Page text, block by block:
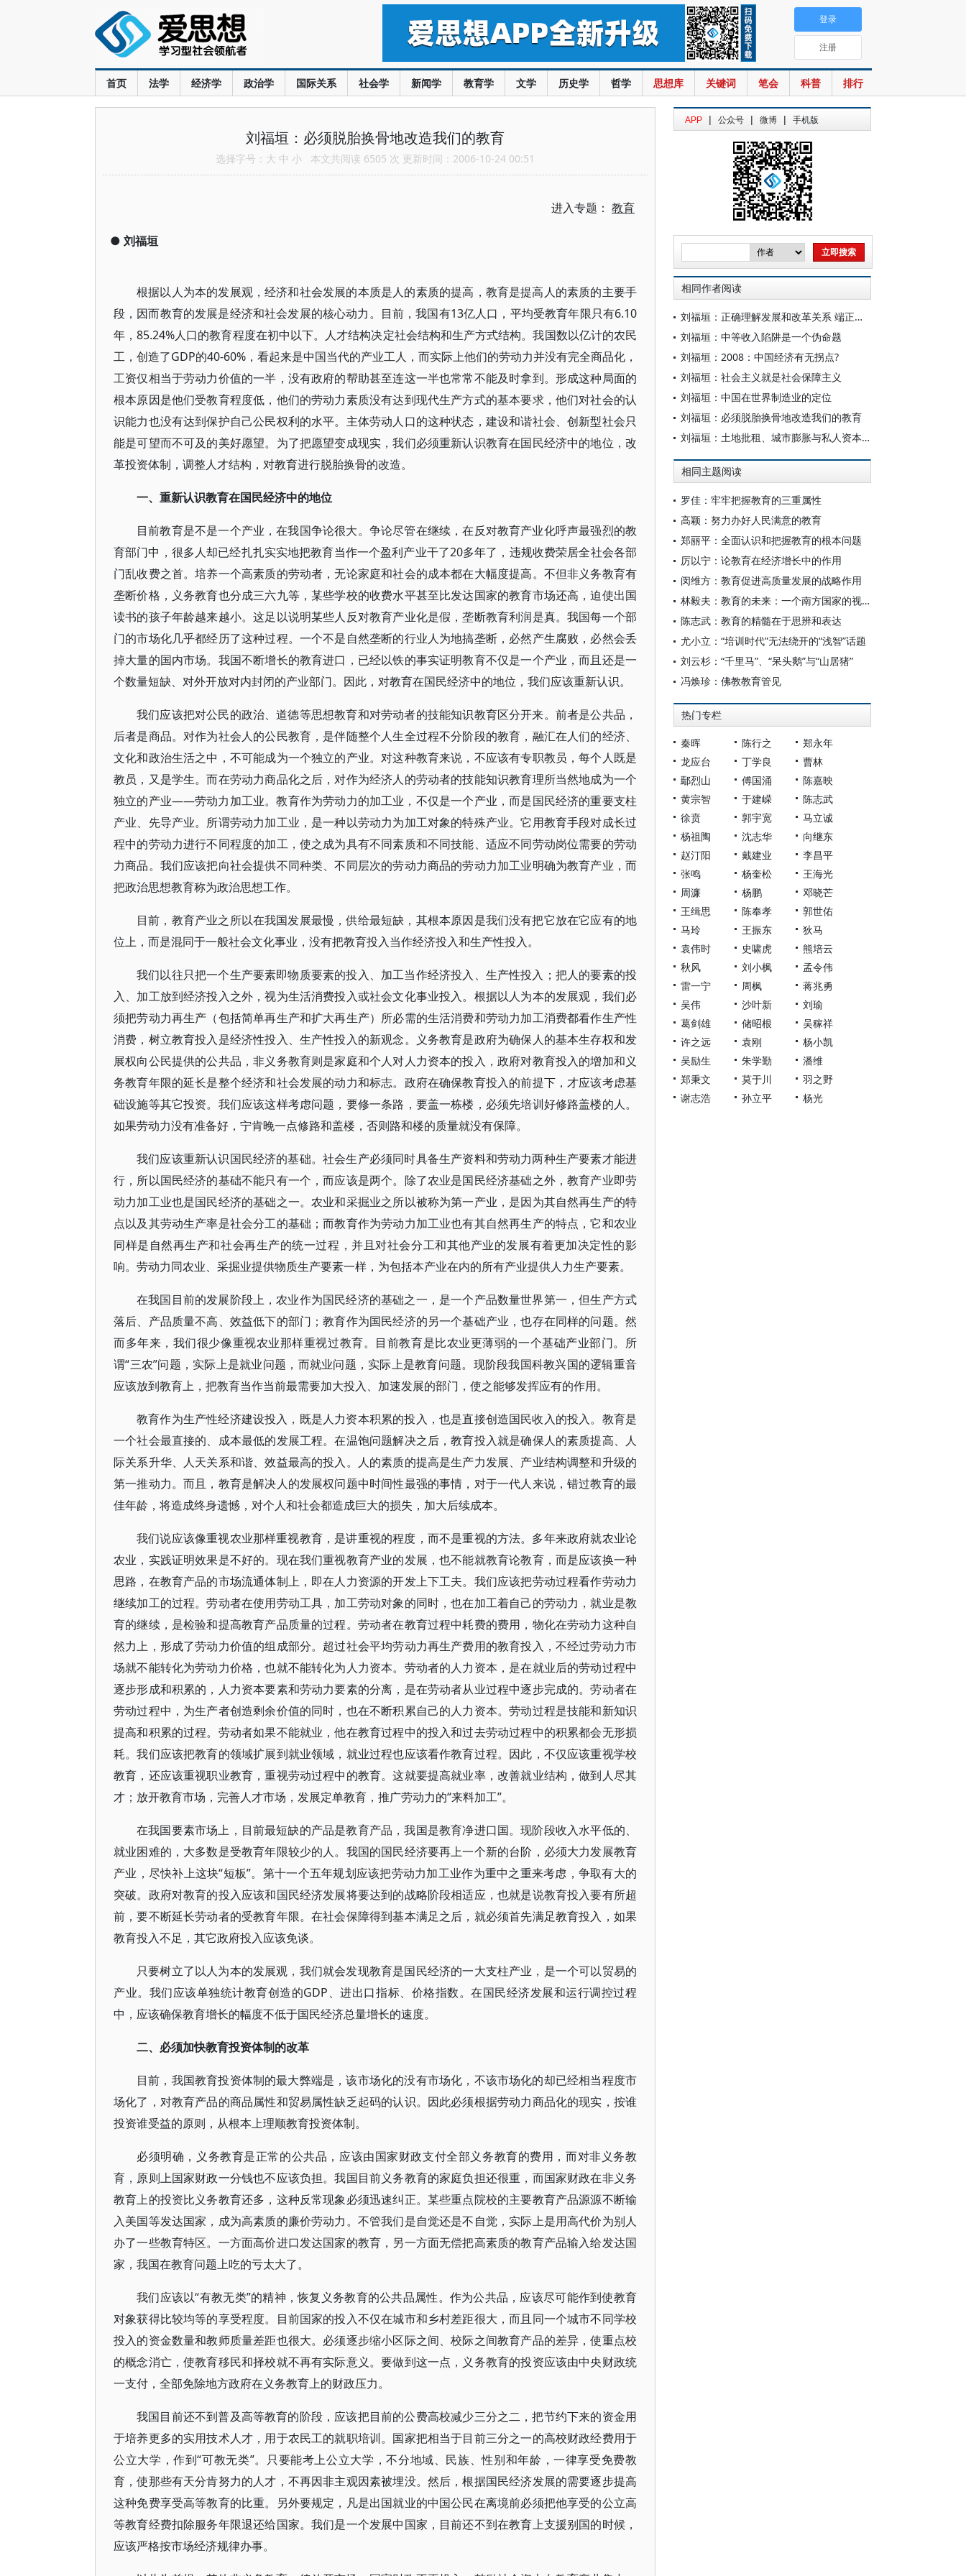
首页 法学 经济学 政治学 国际关系 社会学 新闻学 教育学 文学 历史学 哲学 思想库 关键词 笔会 科普 排行
登录
注册
刘福垣：必须脱胎换骨地改造我们的教育
选择字号： 大 中 小 本文共阅读 6505 次 更新时间：2006-10-24 00:51
进入专题： 教育
● 刘福垣
根据以人为本的发展观，经济和社会发展的本质是人的素质的提高，教育是提高人的素质的主要手
段，因而教育的发展是经济和社会发展的核心动力。目前，我国有13亿人口，平均受教育年限只有6.10
年，85.24%人口的教育程度在初中以下。人才结构决定社会结构和生产方式结构。我国数以亿计的农民
工，创造了GDP的40-60%，看起来是中国当代的产业工人，而实际上他们的劳动力并没有完全商品化，
工资仅相当于劳动力价值的一半，没有政府的帮助甚至连这一半也常常不能及时拿到。形成这种局面的
根本原因是他们受教育程度低，他们的劳动力素质没有达到现代生产方式的基本要求，他们对社会的认
识能力也没有达到保护自己公民权利的水平。主体劳动人口的这种状态，建设和谐社会、创新型社会只
能是可望而不可及的美好愿望。为了把愿望变成现实，我们必须重新认识教育在国民经济中的地位，改
革投资体制，调整人才结构，对教育进行脱胎换骨的改造。
一、重新认识教育在国民经济中的地位
目前教育是不是一个产业，在我国争论很大。争论尽管在继续，在反对教育产业化呼声最强烈的教
育部门中，很多人却已经扎扎实实地把教育当作一个盈利产业干了20多年了，违规收费荣居全社会各部
门乱收费之首。培养一个高素质的劳动者，无论家庭和社会的成本都在大幅度提高。不但非义务教育有
垄断价格，义务教育也分成三六九等，某些学校的收费水平甚至比发达国家的教育市场还高，迫使出国
读书的孩子年龄越来越小。这足以说明某些人反对教育产业化是假，垄断教育利润是真。我国每一个部
门的市场化几乎都经历了这种过程。一个不是自然垄断的行业人为地搞垄断，必然产生腐败，必然会丢
掉大量的国内市场。我国不断增长的教育进口，已经以铁的事实证明教育不仅是一个产业，而且还是一
个数量短缺、对外开放对内封闭的产业部门。因此，对教育在国民经济中的地位，我们应该重新认识。
我们应该把对公民的政治、道德等思想教育和对劳动者的技能知识教育区分开来。前者是公共品，
后者是商品。对作为社会人的公民教育，是伴随整个人生全过程不分阶段的教育，融汇在人们的经济、
文化和政治生活之中，不可能成为一个独立的产业。对这种教育来说，不应该有专职教员，每个人既是
教员，又是学生。而在劳动力商品化之后，对作为经济人的劳动者的技能知识教育理所当然地成为一个
独立的产业——劳动力加工业。教育作为劳动力的加工业，不仅是一个产业，而是国民经济的重要支柱
产业、先导产业。所谓劳动力加工业，是一种以劳动力为加工对象的特殊产业。它用教育手段对成长过
程中的劳动力进行不同程度的加工，使之成为具有不同素质和不同技能、适应不同劳动岗位需要的劳动
力商品。我们应该把向社会提供不同种类、不同层次的劳动力商品的劳动力加工业明确为教育产业，而
把政治思想教育称为政治思想工作。
目前，教育产业之所以在我国发展最慢，供给最短缺，其根本原因是我们没有把它放在它应有的地
位上，而是混同于一般社会文化事业，没有把教育投入当作经济投入和生产性投入。
我们以往只把一个生产要素即物质要素的投入、加工当作经济投入、生产性投入；把人的要素的投
入、加工放到经济投入之外，视为生活消费投入或社会文化事业投入。根据以人为本的发展观，我们必
须把劳动力再生产（包括简单再生产和扩大再生产）所必需的生活消费和劳动力加工消费都看作生产性
消费，树立教育投入是经济性投入、生产性投入的新观念。义务教育是政府为确保人的基本生存权和发
展权向公民提供的公共品，非义务教育则是家庭和个人对人力资本的投入，政府对教育投入的增加和义
务教育年限的延长是整个经济和社会发展的动力和标志。政府在确保教育投入的前提下，才应该考虑基
础设施等其它投资。我们应该这样考虑问题，要修一条路，要盖一栋楼，必须先培训好修路盖楼的人。
如果劳动力没有准备好，宁肯晚一点修路和盖楼，否则路和楼的质量就没有保障。
我们应该重新认识国民经济的基础。社会生产必须同时具备生产资料和劳动力两种生产要素才能进
行，所以国民经济的基础不能只有一个，而应该是两个。除了农业是国民经济基础之外，教育产业即劳
动力加工业也是国民经济的基础之一。农业和采掘业之所以被称为第一产业，是因为其自然再生产的特
点以及其劳动生产率是社会分工的基础；而教育作为劳动力加工业也有其自然再生产的特点，它和农业
同样是自然再生产和社会再生产的统一过程，并且对社会分工和其他产业的发展有着更加决定性的影
响。劳动力同农业、采掘业提供物质生产要素一样，为包括本产业在内的所有产业提供人力生产要素。
在我国目前的发展阶段上，农业作为国民经济的基础之一，是一个产品数量世界第一，但生产方式
落后、产品质量不高、效益低下的部门；教育作为国民经济的另一个基础产业，也存在同样的问题。然
而多年来，我们很少像重视农业那样重视过教育。目前教育是比农业更薄弱的一个基础产业部门。所
谓“三农”问题，实际上是就业问题，而就业问题，实际上是教育问题。现阶段我国科教兴国的逻辑重音
应该放到教育上，把教育当作当前最需要加大投入、加速发展的部门，使之能够发挥应有的作用。
教育作为生产性经济建设投入，既是人力资本积累的投入，也是直接创造国民收入的投入。教育是
一个社会最直接的、成本最低的发展工程。在温饱问题解决之后，教育投入就是确保人的素质提高、人
际关系升华、人天关系和谐、效益最高的投入。人的素质的提高是生产力发展、产业结构调整和升级的
第一推动力。而且，教育是解决人的发展权问题中时间性最强的事情，对于一代人来说，错过教育的最
佳年龄，将造成终身遗憾，对个人和社会都造成巨大的损失，加大后续成本。
我们说应该像重视农业那样重视教育，是讲重视的程度，而不是重视的方法。多年来政府就农业论
农业，实践证明效果是不好的。现在我们重视教育产业的发展，也不能就教育论教育，而是应该换一种
思路，在教育产品的市场流通体制上，即在人力资源的开发上下工夫。我们应该把劳动过程看作劳动力
继续加工的过程。劳动者在使用劳动工具，加工劳动对象的同时，也在加工着自己的劳动力，就业是教
育的继续，是检验和提高教育产品质量的过程。劳动者在教育过程中耗费的费用，物化在劳动力这种自
然力上，形成了劳动力价值的组成部分。超过社会平均劳动力再生产费用的教育投入，不经过劳动力市
场就不能转化为劳动力价格，也就不能转化为人力资本。劳动者的人力资本，是在就业后的劳动过程中
逐步形成和积累的，人力资本要素和劳动力要素的分离，是在劳动者从业过程中逐步完成的。劳动者在
劳动过程中，为生产者创造剩余价值的同时，也在不断积累自己的人力资本。劳动过程是技能和新知识
提高和积累的过程。劳动者如果不能就业，他在教育过程中的投入和过去劳动过程中的积累都会无形损
耗。我们应该把教育的领域扩展到就业领域，就业过程也应该看作教育过程。因此，不仅应该重视学校
教育，还应该重视职业教育，重视劳动过程中的教育。这就要提高就业率，改善就业结构，做到人尽其
才；放开教育市场，完善人才市场，发展定单教育，推广劳动力的“来料加工”。
在我国要素市场上，目前最短缺的产品是教育产品，我国是教育净进口国。现阶段收入水平低的、
就业困难的，大多数是受教育年限较少的人。我国的国民经济要再上一个新的台阶，必须大力发展教育
产业，尽快补上这块“短板”。第十一个五年规划应该把劳动力加工业作为重中之重来考虑，争取有大的
突破。政府对教育的投入应该和国民经济发展将要达到的战略阶段相适应，也就是说教育投入要有所超
前，要不断延长劳动者的受教育年限。在社会保障得到基本满足之后，就必须首先满足教育投入，如果
教育投入不足，其它政府投入应该免谈。
只要树立了以人为本的发展观，我们就会发现教育是国民经济的一大支柱产业，是一个可以贸易的
产业。我们应该单独统计教育创造的GDP、进出口指标、价格指数。在国民经济发展和运行调控过程
中，应该确保教育增长的幅度不低于国民经济总量增长的速度。
二、必须加快教育投资体制的改革
目前，我国教育投资体制的最大弊端是，该市场化的没有市场化，不该市场化的却已经相当程度市
场化了，对教育产品的商品属性和贸易属性缺乏起码的认识。因此必须根据劳动力商品化的现实，按谁
投资谁受益的原则，从根本上理顺教育投资体制。
必须明确，义务教育是正常的公共品，应该由国家财政支付全部义务教育的费用，而对非义务教
育，原则上国家财政一分钱也不应该负担。我国目前义务教育的家庭负担还很重，而国家财政在非义务
教育上的投资比义务教育还多，这种反常现象必须迅速纠正。某些重点院校的主要教育产品源源不断输
入美国等发达国家，成为高素质的廉价劳动力。不管我们是自觉还是不自觉，实际上是用高代价为别人
办了一些教育特区。一方面高价进口发达国家的教育，另一方面无偿把高素质的教育产品输入给发达国
家，我国在教育问题上吃的亏太大了。
我们应该以“有教无类”的精神，恢复义务教育的公共品属性。作为公共品，应该尽可能作到使教育
对象获得比较均等的享受程度。目前国家的投入不仅在城市和乡村差距很大，而且同一个城市不同学校
投入的资金数量和教师质量差距也很大。必须逐步缩小区际之间、校际之间教育产品的差异，使重点校
的概念消亡，使教育移民和择校就不再有实际意义。要做到这一点，义务教育的投资应该由中央财政统
一支付，全部免除地方政府在义务教育上的财政压力。
我国目前还不到普及高等教育的阶段，应该把目前的公费高校减少三分之二，把节约下来的资金用
于培养更多的实用技术人才，用于农民工的就职培训。国家把相当于目前三分之一的高校财政经费用于
公立大学，作到“可教无类”。只要能考上公立大学，不分地域、民族、性别和年龄，一律享受免费教
育，使那些有天分肯努力的人才，不再因非主观因素被埋没。然后，根据国民经济发展的需要逐步提高
这种免费享受高等教育的比重。另外要规定，凡是出国就业的中国公民在离境前必须把他享受的公立高
等教育经费扣除服务年限退还给国家。我们是一个发展中国家，目前还不到在教育上支援别国的时候，
应该严格按市场经济规律办事。
APP | 公众号 | 微博 | 手机版
相同作者阅读
刘福垣：正确理解发展和改革关系 端正失衡的社会心态
刘福垣：中等收入陷阱是一个伪命题
刘福垣：2008：中国经济有无拐点?
刘福垣：社会主义就是社会保障主义
刘福垣：中国在世界制造业的定位
刘福垣：必须脱胎换骨地改造我们的教育
刘福垣：土地批租、城市膨胀与私人资本主义
相同主题阅读
罗佳：牢牢把握教育的三重属性
高颖：努力办好人民满意的教育
郑丽平：全面认识和把握教育的根本问题
厉以宁：论教育在经济增长中的作用
闵维方：教育促进高质量发展的战略作用
林毅夫：教育的未来：一个南方国家的视角
陈志武：教育的精髓在于思辨和表达
尤小立：“培训时代”无法绕开的“浅智”话题
刘云杉：“千里马”、“呆头鹅”与“山居猪”
冯焕珍：佛教教育管见
热门专栏
秦晖 陈行之
郑永年
龙应台
丁学良
曹林
鄢烈山
傅国涌
陈嘉映
黄宗智
于建嵘
陈志武
徐贲
郭宇宽
马立诚
杨祖陶
沈志华
向继东
赵汀阳
戴建业
李昌平
张鸣
杨奎松
王海光
周濂
杨鹏
邓晓芒
王缉思
陈奉孝
郭世佑
马玲
王振东
狄马
袁伟时
史啸虎
熊培云
秋风
刘小枫
孟令伟
雷一宁
周枫
蒋兆勇
吴伟
沙叶新
刘瑜
葛剑雄
储昭根
吴稼祥
许之远
袁刚
杨小凯
吴励生
朱学勤
潘维
郑秉文
莫于川
羽之野
谢志浩
孙立平 杨光